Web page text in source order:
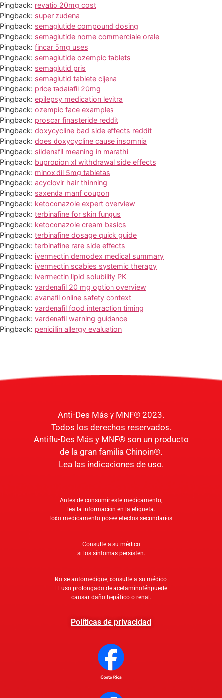
Pingback: revatio 20mg cost
Pingback: super zudena
Pingback: semaglutide compound dosing
Pingback: semaglutide nome commerciale orale
Pingback: fincar 5mg uses
Pingback: semaglutide ozempic tablets
Pingback: semaglutid pris
Pingback: semaglutid tablete cijena
Pingback: price tadalafil 20mg
Pingback: epilepsy medication levitra
Pingback: ozempic face examples
Pingback: proscar finasteride reddit
Pingback: doxycycline bad side effects reddit
Pingback: does doxycycline cause insomnia
Pingback: sildenafil meaning in marathi
Pingback: bupropion xl withdrawal side effects
Pingback: minoxidil 5mg tabletas
Pingback: acyclovir hair thinning
Pingback: saxenda manf coupon
Pingback: ketoconazole expert overview
Pingback: terbinafine for skin fungus
Pingback: ketoconazole cream basics
Pingback: terbinafine dosage quick guide
Pingback: terbinafine rare side effects
Pingback: ivermectin demodex medical summary
Pingback: ivermectin scabies systemic therapy
Pingback: ivermectin lipid solubility PK
Pingback: vardenafil 20 mg option overview
Pingback: avanafil online safety context
Pingback: vardenafil food interaction timing
Pingback: vardenafil warning guidance
Pingback: penicillin allergy evaluation
Anti-Des Más y MNF® 2023.
Todos los derechos reservados.
Antiflu-Des Más y MNF® son un producto
de la gran familia Chinoin®.
Lea las indicaciones de uso.
Antes de consumir este medicamento,
lea la información en la etiqueta.
Todo medicamento posee efectos secundarios.
Consulte a su médico
si los síntomas persisten.
No se automedique, consulte a su médico.
El uso prolongado de acetaminofénpuede
causar daño hepático o renal.
Políticas de privacidad